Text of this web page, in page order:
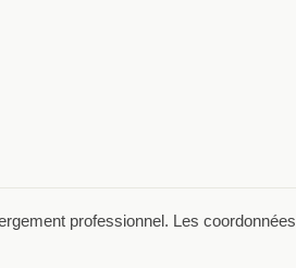
professionnel. Les